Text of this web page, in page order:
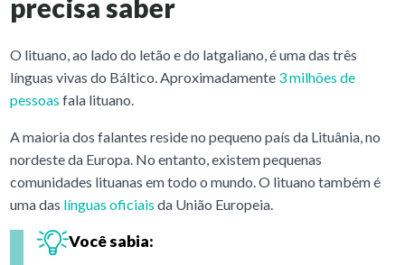
precisa saber
O lituano, ao lado do letão e do latgaliano, é uma das três
línguas vivas do Báltico. Aproximadamente 3 milhões de
pessoas fala lituano.
A maioria dos falantes reside no pequeno país da Lituânia, no
nordeste da Europa. No entanto, existem pequenas
comunidades lituanas em todo o mundo. O lituano também é
uma das línguas oficiais da União Europeia.
Você sabia: